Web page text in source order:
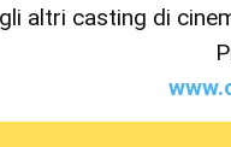
altri casting di